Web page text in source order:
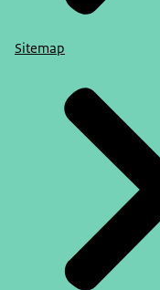
Sitemap